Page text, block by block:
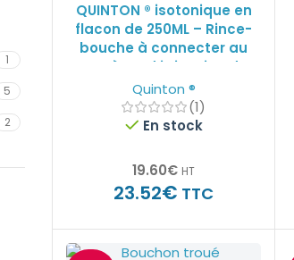
1
5
2
QUINTON ® isotonique en
flacon de 250ML – Rince-
bouche à connecter au
système d’irrigation du
fauteuil du dentiste.
Quinton ®
(1)
En stock
19.60€ HT
23.52€ TTC